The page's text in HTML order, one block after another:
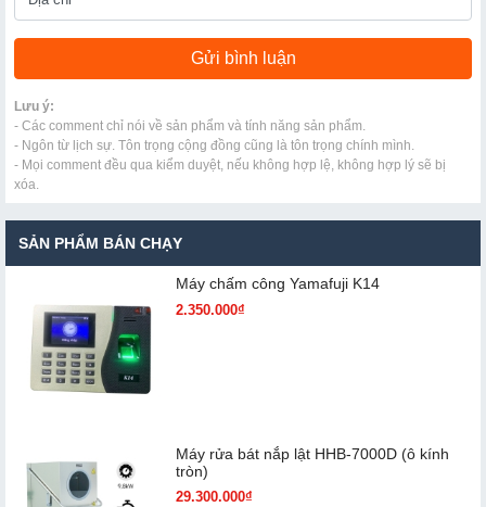
Lưu ý:
- Các comment chỉ nói về sản phẩm và tính năng sản phẩm.
- Ngôn từ lịch sự. Tôn trọng cộng đồng cũng là tôn trọng chính mình.
- Mọi comment đều qua kiểm duyệt, nếu không hợp lệ, không hợp lý sẽ bị
xóa.
SẢN PHẨM BÁN CHẠY
Máy chấm cô​ng Yamafuji K14
2.350.000₫
Máy rửa bát nắp lật HHB-7000D (ô kính
tròn)
29.300.000₫